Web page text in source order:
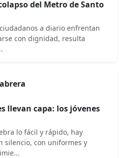
del Metro de Santo
a diario enfrentan
con dignidad, resulta
llevan capa: los jóvenes
lo fácil y rápido, hay
silencio, con uniformes y